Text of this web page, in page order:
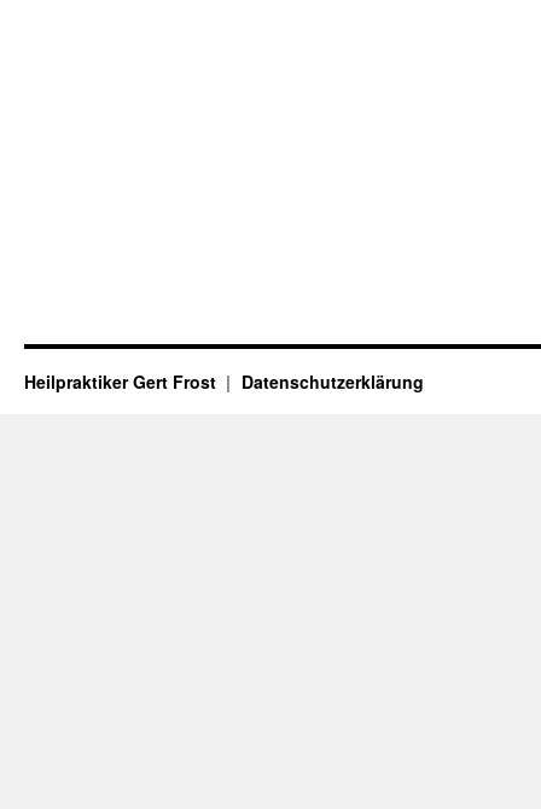
Heilpraktiker Gert Frost Datenschutzerklärung